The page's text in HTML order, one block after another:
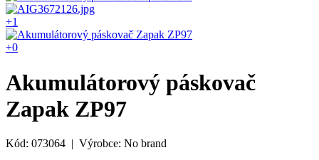
+1
+0
Akumulátorový páskovač
Zapak ZP97
Kód: 073064 | Výrobce: No brand